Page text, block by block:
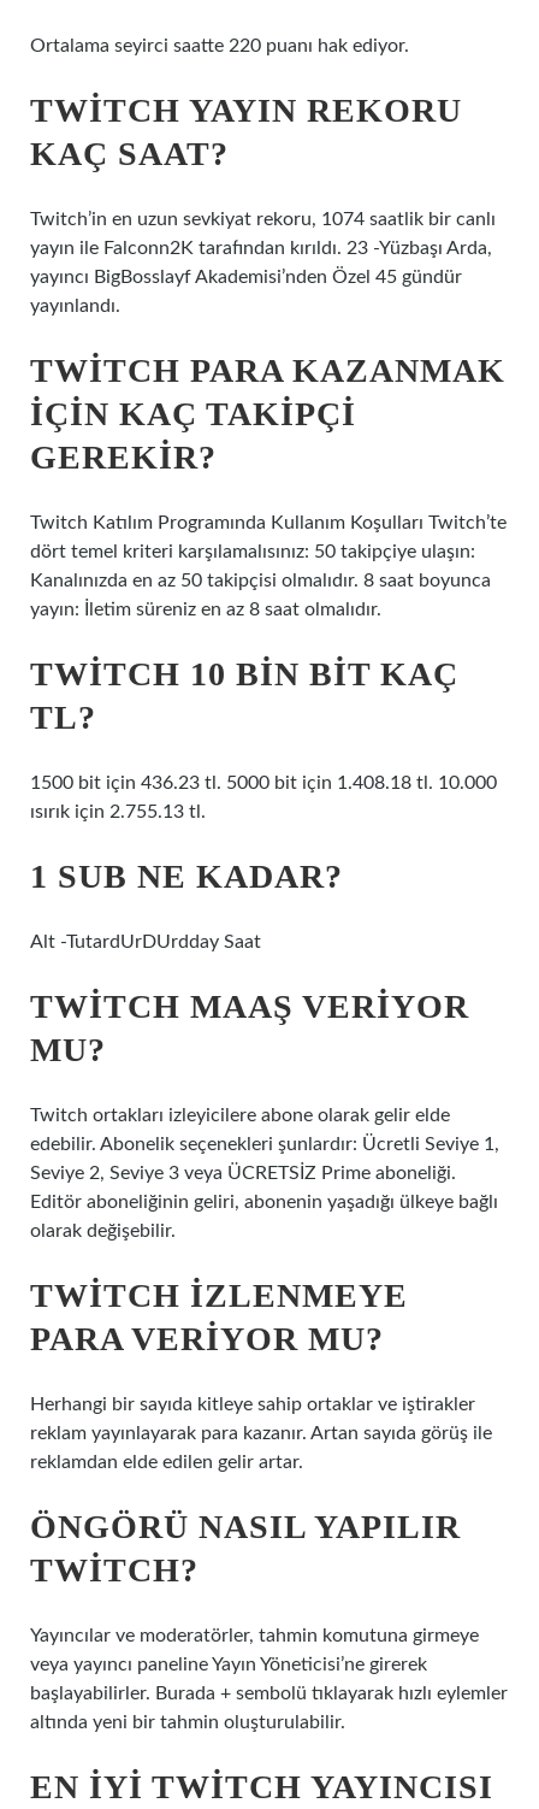
Ortalama seyirci saatte 220 puanı hak ediyor.
TWITCH YAYIN REKORU
KAÇ SAAT?
Twitch’in en uzun sevkiyat rekoru, 1074 saatlik bir canlı
yayın ile Falconn2K tarafından kırıldı. 23 -Yüzbaşı Arda,
yayıncı BigBosslayf Akademisi’nden Özel 45 gündür
yayınlandı.
TWITCH PARA KAZANMAK
IÇIN KAÇ TAKIPÇI
GEREKIR?
Twitch Katılım Programında Kullanım Koşulları Twitch’te
dört temel kriteri karşılamalısınız: 50 takipçiye ulaşın:
Kanalınızda en az 50 takipçisi olmalıdır. 8 saat boyunca
yayın: İletim süreniz en az 8 saat olmalıdır.
TWITCH 10 BIN BIT KAÇ
TL?
1500 bit için 436.23 tl. 5000 bit için 1.408.18 tl. 10.000
ısırık için 2.755.13 tl.
1 SUB NE KADAR?
Alt -TutardUrDUrdday Saat
TWITCH MAAŞ VERIYOR
MU?
Twitch ortakları izleyicilere abone olarak gelir elde
edebilir. Abonelik seçenekleri şunlardır: Ücretli Seviye 1,
Seviye 2, Seviye 3 veya ÜCRETSİZ Prime aboneliği.
Editör aboneliğinin geliri, abonenin yaşadığı ülkeye bağlı
olarak değişebilir.
TWITCH IZLENMEYE
PARA VERIYOR MU?
Herhangi bir sayıda kitleye sahip ortaklar ve iştirakler
reklam yayınlayarak para kazanır. Artan sayıda görüş ile
reklamdan elde edilen gelir artar.
ÖNGÖRÜ NASIL YAPILIR
TWITCH?
Yayıncılar ve moderatörler, tahmin komutuna girmeye
veya yayıncı paneline Yayın Yöneticisi’ne girerek
başlayabilirler. Burada + sembolü tıklayarak hızlı eylemler
altında yeni bir tahmin oluşturulabilir.
EN IYI TWITCH YAYINCISI